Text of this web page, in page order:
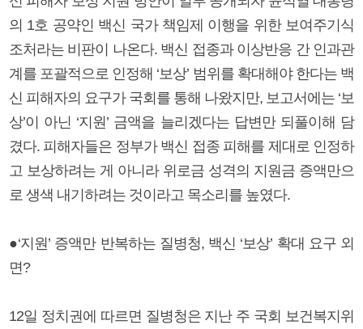
의 1호 공약인 백신 국가 책임제 이행을 위한 보여주기식
조처라는 비판이 나온다. 백신 접종과 이상반응 간 인과관
계를 포괄적으로 인정해 ‘보상’ 범위를 확대해야 한다는 백
신 피해자의 요구가 국회를 통해 나왔지만, 보고서에는 ‘보
상’이 아닌 ‘지원’ 금액을 늘리겠다는 답변만 되풀이해 담
겼다. 피해자들은 정부가 백신 접종 피해를 제대로 인정하
고 보상하려는 게 아니라 위로금 성격의 지원금 증액만으
로 생색 내기하려는 것이라고 목소리를 높였다.
●‘지원’ 증액만 반복하는 질병청, 백신 ‘보상’ 확대 요구 외
면?
12일 정치권에 따르면 질병청은 지난 주 국회 보건복지위